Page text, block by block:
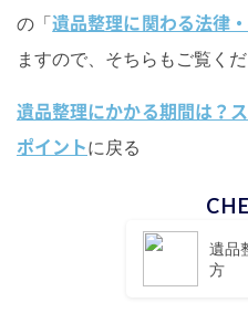
の「遺品整理に関わる法律
ますので、そちらもご覧くだ
遺品整理にかかる期間は？
ポイントに戻る
遺品
方